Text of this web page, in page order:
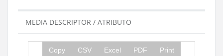
MEDIA DESCRIPTOR / ATRIBUTO
Copy CSV Excel PDF Print